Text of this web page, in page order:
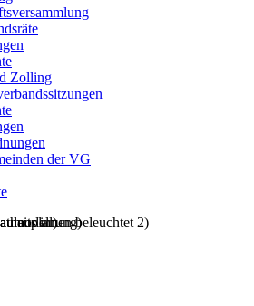
Zolling
der VG